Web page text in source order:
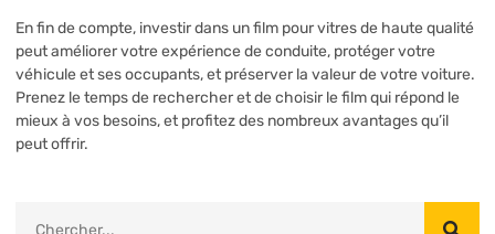
En fin de compte, investir dans un film pour vitres de haute qualité
peut améliorer votre expérience de conduite, protéger votre
véhicule et ses occupants, et préserver la valeur de votre voiture.
Prenez le temps de rechercher et de choisir le film qui répond le
mieux à vos besoins, et profitez des nombreux avantages qu’il
peut offrir.